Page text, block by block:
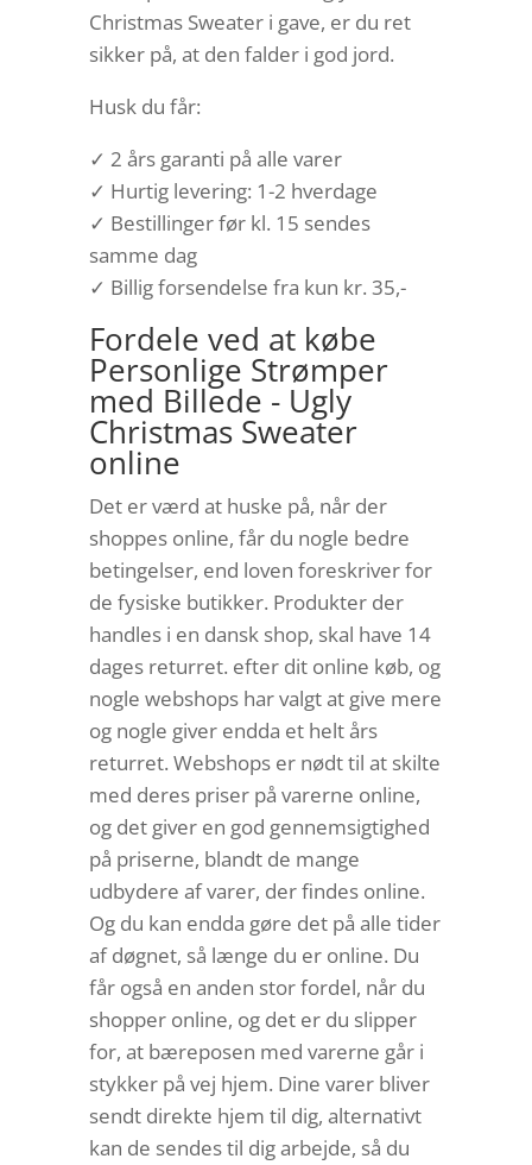
Christmas Sweater i gave, er du ret
sikker på, at den falder i god jord.
Husk du får:
✓ 2 års garanti på alle varer
✓ Hurtig levering: 1-2 hverdage
✓ Bestillinger før kl. 15 sendes
samme dag
✓ Billig forsendelse fra kun kr. 35,-
Fordele ved at købe
Personlige Strømper
med Billede - Ugly
Christmas Sweater
online
Det er værd at huske på, når der
shoppes online, får du nogle bedre
betingelser, end loven foreskriver for
de fysiske butikker. Produkter der
handles i en dansk shop, skal have 14
dages returret. efter dit online køb, og
nogle webshops har valgt at give mere
og nogle giver endda et helt års
returret. Webshops er nødt til at skilte
med deres priser på varerne online,
og det giver en god gennemsigtighed
på priserne, blandt de mange
udbydere af varer, der findes online.
Og du kan endda gøre det på alle tider
af døgnet, så længe du er online. Du
får også en anden stor fordel, når du
shopper online, og det er du slipper
for, at bæreposen med varerne går i
stykker på vej hjem. Dine varer bliver
sendt direkte hjem til dig, alternativt
kan de sendes til dig arbejde, så du